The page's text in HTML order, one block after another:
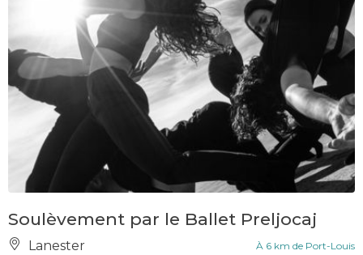
Soulèvement par le Ballet Preljocaj
Lanester À 6 km de Port-Louis